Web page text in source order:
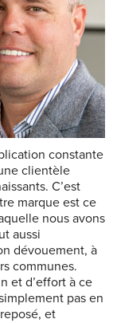
constante
clientèle
C’est
marque est ce
nous avons
aussi
dévouement, à
communes.
et d’effort à ce
pas en
et